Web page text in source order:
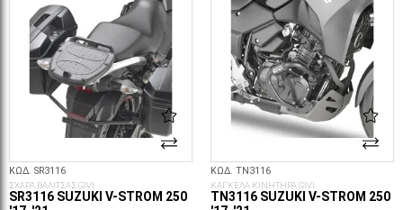
ΚΩΔ. SR3116
ΣΧΑΡΑ ΒΑΛΙΤΣΑΣ GIVI
SR3116 SUZUKI V-STROM 250
ΚΩΔ. TN3116
ΚΑΓΚΕΛΑ ΚΙΝΗΤΗΡΑ GIVI
TN3116 SUZUKI V-STROM 250